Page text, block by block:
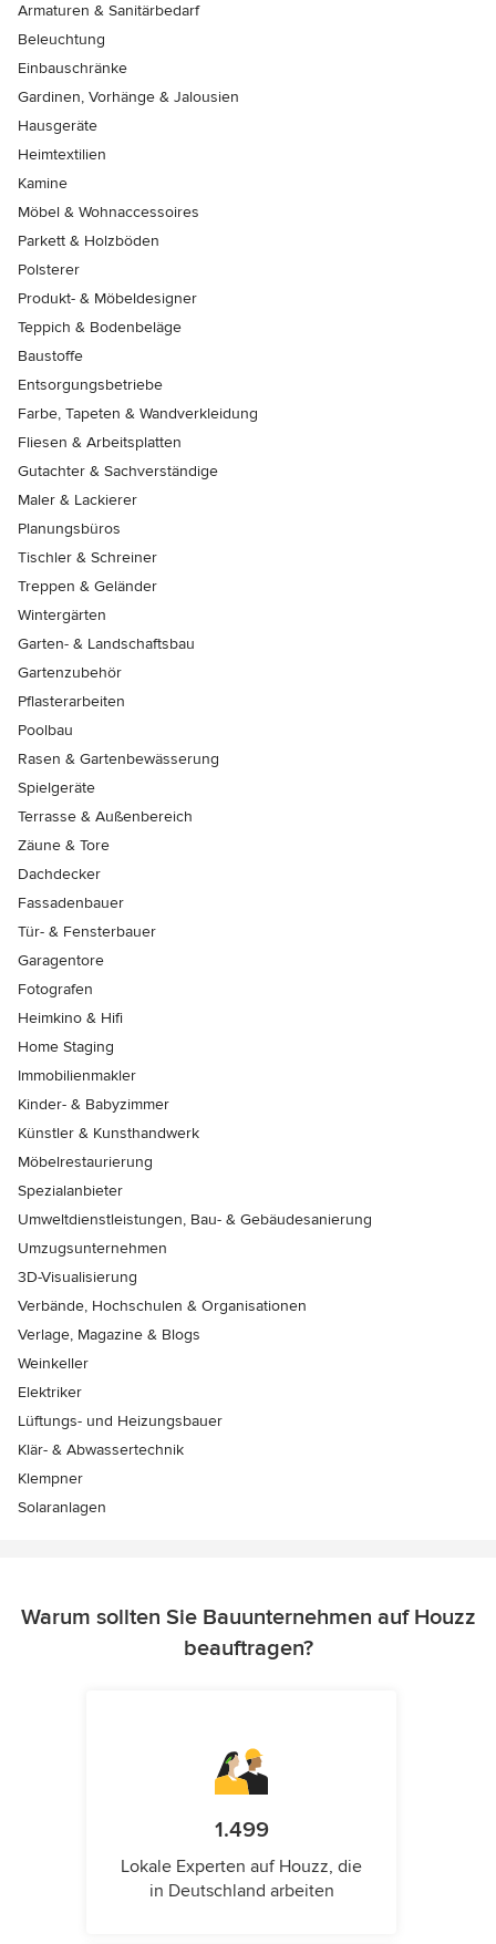
Armaturen & Sanitärbedarf
Beleuchtung
Einbauschränke
Gardinen, Vorhänge & Jalousien
Hausgeräte
Heimtextilien
Kamine
Möbel & Wohnaccessoires
Parkett & Holzböden
Polsterer
Produkt- & Möbeldesigner
Teppich & Bodenbeläge
Baustoffe
Entsorgungsbetriebe
Farbe, Tapeten & Wandverkleidung
Fliesen & Arbeitsplatten
Gutachter & Sachverständige
Maler & Lackierer
Planungsbüros
Tischler & Schreiner
Treppen & Geländer
Wintergärten
Garten- & Landschaftsbau
Gartenzubehör
Pflasterarbeiten
Poolbau
Rasen & Gartenbewässerung
Spielgeräte
Terrasse & Außenbereich
Zäune & Tore
Dachdecker
Fassadenbauer
Tür- & Fensterbauer
Garagentore
Fotografen
Heimkino & Hifi
Home Staging
Immobilienmakler
Kinder- & Babyzimmer
Künstler & Kunsthandwerk
Möbelrestaurierung
Spezialanbieter
Umweltdienstleistungen, Bau- & Gebäudesanierung
Umzugsunternehmen
3D-Visualisierung
Verbände, Hochschulen & Organisationen
Verlage, Magazine & Blogs
Weinkeller
Elektriker
Lüftungs- und Heizungsbauer
Klär- & Abwassertechnik
Klempner
Solaranlagen
Warum sollten Sie Bauunternehmen auf Houzz
beauftragen?
1.499
Lokale Experten auf Houzz, die
in Deutschland arbeiten